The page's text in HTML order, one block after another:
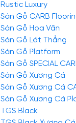
Rustic Luxury
Sàn Gỗ CARB
Sàn Gỗ Hoa Văn
Sàn Gỗ Lát Thẳng
Sàn Gỗ Platform
Sàn Gỗ SPECIAL
Sàn Gỗ Xương Cá
Sàn Gỗ Xương Cá
Sàn Gỗ Xương Cá
TGS Black